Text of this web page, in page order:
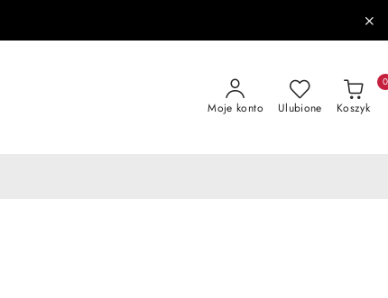
Moje konto Ulubione Koszyk
0